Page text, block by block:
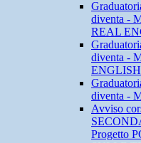
diventa -
REAL
diventa -
diventa -
Avviso
Progetto